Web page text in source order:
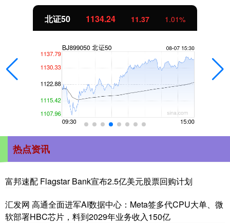
北证50 1134.24 11.37 1.01%
热点资讯
富邦速配 Flagstar Bank宣布2.5亿美元股票回购计划
汇发网 高通全面进军AI数据中心：Meta签多代CPU大单、微
软部署HBC芯片，料到2029年业务收入150亿